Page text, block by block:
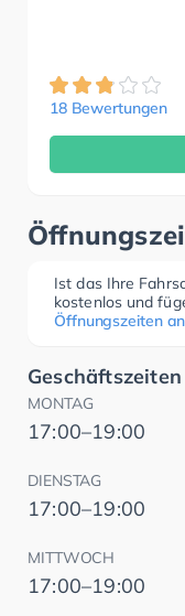
18 Bewertungen
Ist das Ihre
kostenlos und
Öffnungszeiten
Geschäftszeiten
MONTAG
17:00–19:00
DIENSTAG
17:00–19:00
MITTWOCH
17:00–19:00